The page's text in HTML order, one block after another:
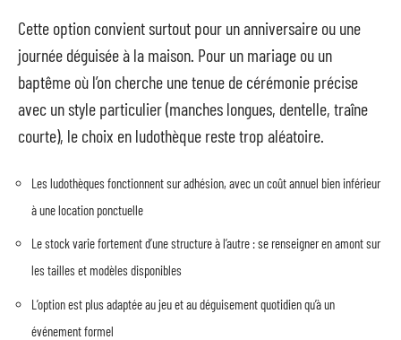
Cette option convient surtout pour un anniversaire ou une
journée déguisée à la maison. Pour un mariage ou un
baptême où l’on cherche une tenue de cérémonie précise
avec un style particulier (manches longues, dentelle, traîne
courte), le choix en ludothèque reste trop aléatoire.
Les ludothèques fonctionnent sur adhésion, avec un coût annuel bien inférieur
à une location ponctuelle
Le stock varie fortement d’une structure à l’autre : se renseigner en amont sur
les tailles et modèles disponibles
L’option est plus adaptée au jeu et au déguisement quotidien qu’à un
événement formel